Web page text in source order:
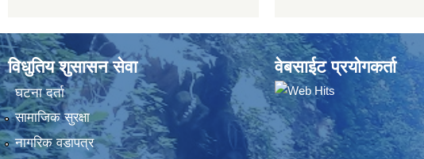
विधुतिय शुसासन सेवा
घटना दर्ता
सामाजिक सुरक्षा
नागरिक वडापत्र
वेबसाईट प्रयोगकर्ता